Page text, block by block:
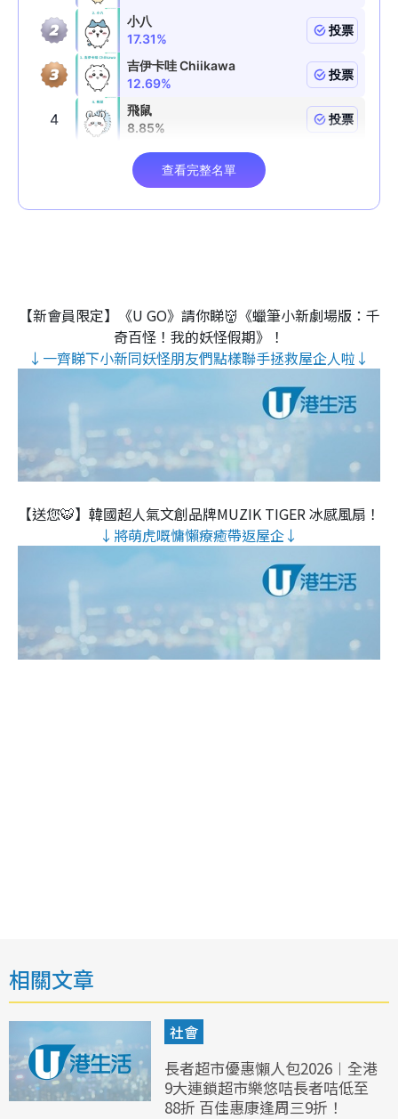
【新會員限定】《U GO》請你睇👹《蠟筆小新劇場版：千
奇百怪！我的妖怪假期》！
↓一齊睇下小新同妖怪朋友們點樣聯手拯救屋企人啦↓
【送您🐯】韓國超人氣文創品牌MUZIK TIGER 冰感風扇！
↓將萌虎嘅慵懶療癒帶返屋企↓
相關文章
社會
長者超市優惠懶人包2026︱全港
9大連鎖超市樂悠咭長者咭低至
88折 百佳惠康逢周三9折！